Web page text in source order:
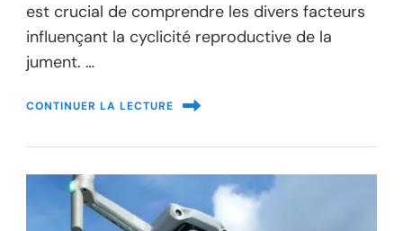
est crucial de comprendre les divers facteurs
influençant la cyclicité reproductive de la
jument. …
CONTINUER LA LECTURE